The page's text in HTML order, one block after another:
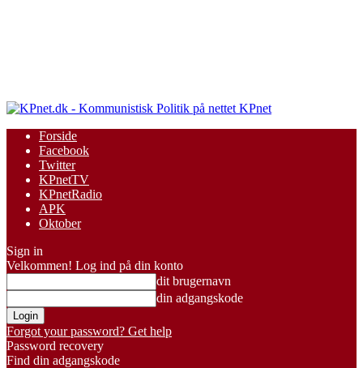
KPnet
Forside
Facebook
Twitter
KPnetTV
KPnetRadio
APK
Oktober
Sign in
Velkommen! Log ind på din konto
dit brugernavn
din adgangskode
Forgot your password? Get help
Password recovery
Find din adgangskode